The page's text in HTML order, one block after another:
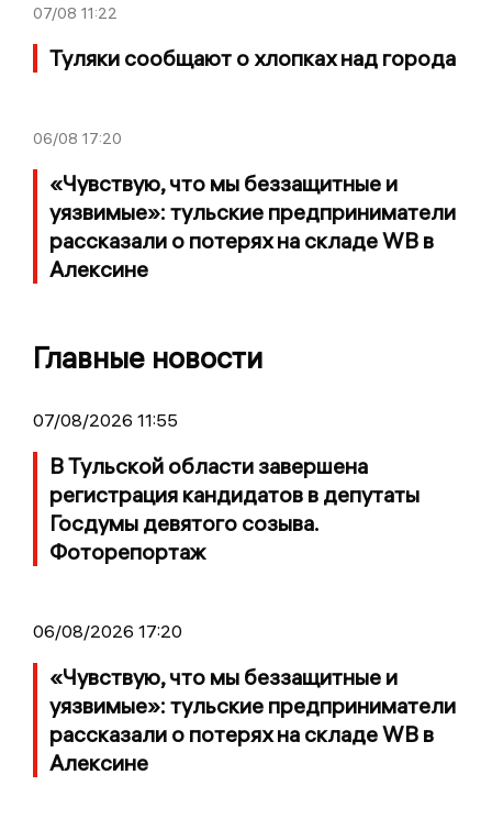
07/08 11:22
Туляки сообщают о хлопках над города
06/08 17:20
«Чувствую, что мы беззащитные и
уязвимые»: тульские предприниматели
рассказали о потерях на складе WB в
Алексине
Главные новости
07/08/2026 11:55
В Тульской области завершена
регистрация кандидатов в депутаты
Госдумы девятого созыва.
Фоторепортаж
06/08/2026 17:20
«Чувствую, что мы беззащитные и
уязвимые»: тульские предприниматели
рассказали о потерях на складе WB в
Алексине